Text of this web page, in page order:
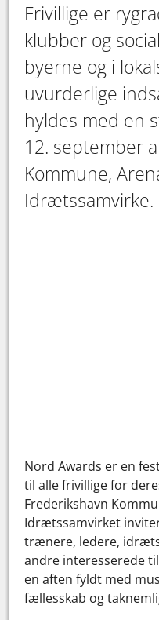
Frivillige er
klubber og
byerne og i
uvurderlige
hyldes med en
12. september
Kommune,
Idrætssamvirke.
Nord Awards er en
til alle frivillige for
Frederikshavn
Idrætssamvirket
trænere, ledere,
andre interesserede
en aften fyldt med
fællesskab og